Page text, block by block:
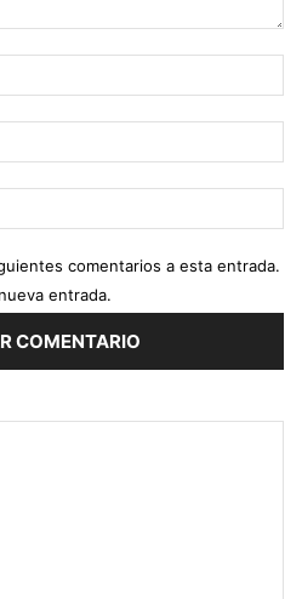
comentarios a esta entrada.
entrada.